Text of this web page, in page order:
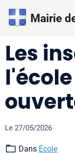
Mairie
Les
Le 27/05/2026
Dans École